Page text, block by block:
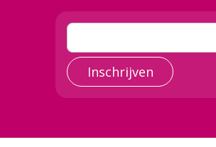
Inschrijven